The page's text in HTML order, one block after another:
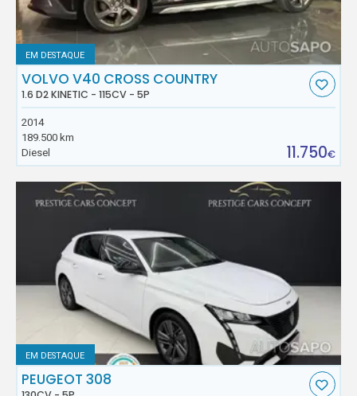
EM DESTAQUE
VOLVO V40 CROSS COUNTRY
1.6 D2 KINETIC - 115CV - 5P
2014
189.500 km
Diesel
11.750€
EM DESTAQUE
PEUGEOT 308